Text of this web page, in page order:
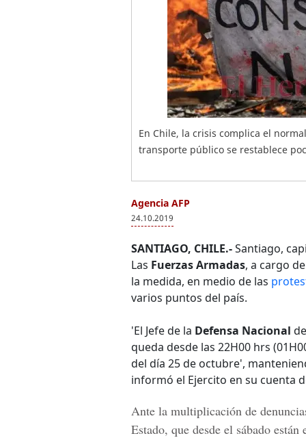
En Chile, la crisis complica el
transporte público se restablece
Agencia AFP
24.10.2019
SANTIAGO, CHILE.-Santiago,
Las Fuerzas Armadas, a cargo
la medida, en medio de las
varios puntos del país.
'El Jefe de la Defensa Nacional
queda desde las 22H00 hrs
del día 25 de octubre',
informó el Ejercito en su cuenta
Ante la multiplicación de
Estado, que desde el sábado